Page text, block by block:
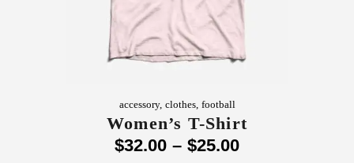
accessory,clothes,football
Women’s T-Shirt
$25.00
–
$32.00